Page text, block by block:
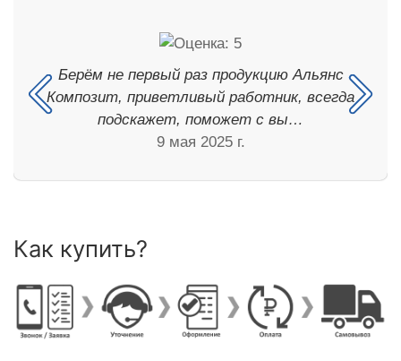
Берём не первый раз продукцию Альянс
Композит, приветливый работник, всегда
подскажет, поможет с вы…
9 мая 2025 г.
Как купить?